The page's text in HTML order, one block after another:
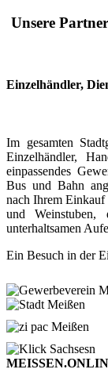
Unsere
Einzelhändler,
Im gesamten
Einzelhändler,
einpassendes
Bus und Bahn
nach Ihrem Einkauf
und
unterhaltsamen
Ein Besuch in der